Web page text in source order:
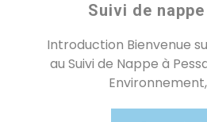
Suivi de
Introduction Bienvenue
au Suivi de Nappe à
Environnement,